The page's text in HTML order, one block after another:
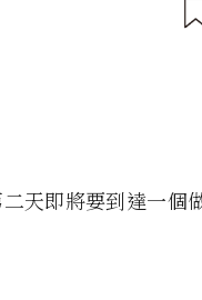
天即將要到達一個